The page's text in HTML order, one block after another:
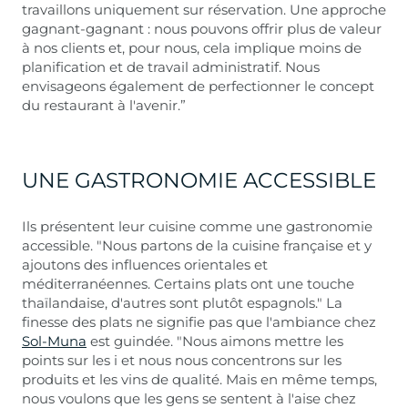
travaillons uniquement sur réservation. Une approche
gagnant-gagnant : nous pouvons offrir plus de valeur
à nos clients et, pour nous, cela implique moins de
planification et de travail administratif. Nous
envisageons également de perfectionner le concept
du restaurant à l'avenir.”
UNE GASTRONOMIE ACCESSIBLE
Ils présentent leur cuisine comme une gastronomie
accessible. "Nous partons de la cuisine française et y
ajoutons des influences orientales et
méditerranéennes. Certains plats ont une touche
thaïlandaise, d'autres sont plutôt espagnols." La
finesse des plats ne signifie pas que l'ambiance chez
Sol-Muna est guindée. "Nous aimons mettre les
points sur les i et nous nous concentrons sur les
produits et les vins de qualité. Mais en même temps,
nous voulons que les gens se sentent à l'aise chez